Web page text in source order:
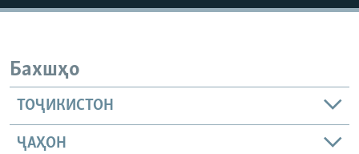
Бахшҳо
ТОҶИКИСТОН
ҶАҲОН